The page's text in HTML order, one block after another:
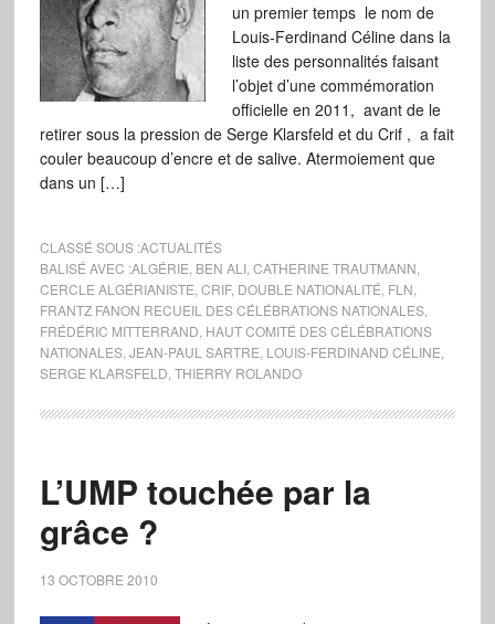
un premier temps le nom de
Louis-Ferdinand Céline dans la
liste des personnalités faisant
l’objet d’une commémoration
officielle en 2011, avant de le
retirer sous la pression de Serge Klarsfeld et du Crif , a fait
couler beaucoup d’encre et de salive. Atermoiement que
dans un […]
CLASSÉ SOUS :ACTUALITÉS
BALISÉ AVEC :ALGÉRIE BEN ALI, CATHERINE TRAUTMANN
CERCLE ALGÉRIANISTE CRIF, DOUBLE NATIONALITÉ FLN
FRANTZ FANON RECUEIL DES CÉLÉBRATIONS NATIONALES,
FRÉDÉRIC MITTERRAND HAUT COMITÉ DES CÉLÉBRATIONS
NATIONALES, JEAN-PAUL SARTRE LOUIS-FERDINAND CÉLINE
SERGE KLARSFELD THIERRY ROLANDO
L’UMP touchée par la
grâce ?
13 OCTOBRE 2010